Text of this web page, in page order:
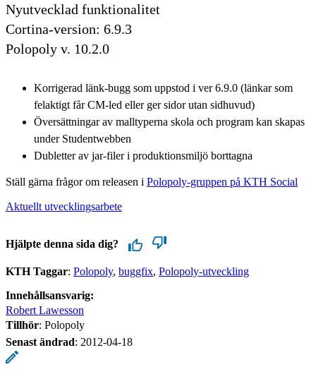
Nyutvecklad funktionalitet
Cortina-version: 6.9.3
Polopoly v. 10.2.0
Korrigerad länk-bugg som uppstod i ver 6.9.0 (länkar som
felaktigt får CM-led eller ger sidor utan sidhuvud)
Översättningar av malltyperna skola och program kan skapas
under Studentwebben
Dubletter av jar-filer i produktionsmiljö borttagna
Ställ gärna frågor om releasen i Polopoly-gruppen på KTH Social
Aktuellt utvecklingsarbete
Hjälpte denna sida dig?
KTH Taggar: Polopoly buggfix Polopoly-utveckling
Innehållsansvarig:
Robert Lawesson
Tillhör: Polopoly
Senast ändrad: 2012-04-18